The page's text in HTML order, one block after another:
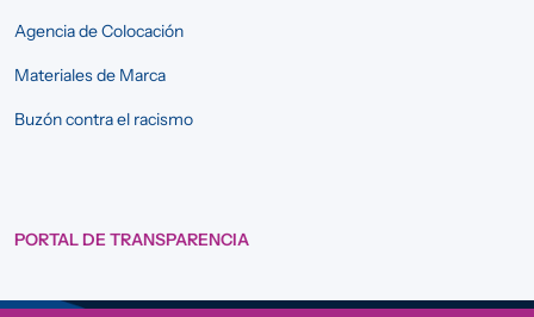
Agencia de Colocación
Materiales de Marca
Buzón contra el racismo
PORTAL DE TRANSPARENCIA